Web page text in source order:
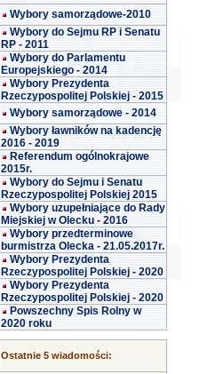
Wybory samorządowe-2010
Wybory do Sejmu RP i Senatu
RP - 2011
Wybory do Parlamentu
Europejskiego - 2014
Wybory Prezydenta
Rzeczypospolitej Polskiej - 2015
Wybory samorządowe - 2014
Wybory ławników na kadencję
2016 - 2019
Referendum ogólnokrajowe
2015r.
Wybory do Sejmu i Senatu
Rzeczypospolitej Polskiej 2015
Wybory uzupełniające do Rady
Miejskiej w Olecku - 2016
Wybory przedterminowe
burmistrza Olecka - 21.05.2017r.
Wybory Prezydenta
Rzeczypospolitej Polskiej - 2020
Wybory Prezydenta
Rzeczypospolitej Polskiej - 2020
Powszechny Spis Rolny w
2020 roku
Ostatnie 5 wiadomości: